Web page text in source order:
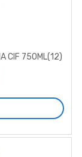
CIF 750ML(12)